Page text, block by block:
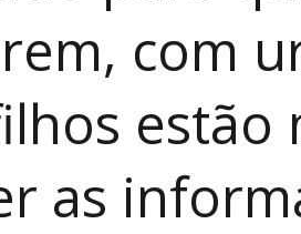
com
as